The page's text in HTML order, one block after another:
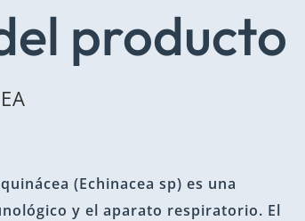
producto
(Echinacea sp) es una
y el aparato respiratorio. El